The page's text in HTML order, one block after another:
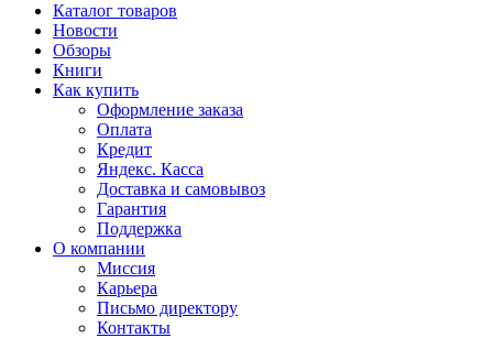
Каталог товаров
Новости
Обзоры
Книги
Как купить
Оформление заказа
Оплата
Кредит
Яндекс. Касса
Доставка и самовывоз
Гарантия
Поддержка
О компании
Миссия
Карьера
Письмо директору
Контакты